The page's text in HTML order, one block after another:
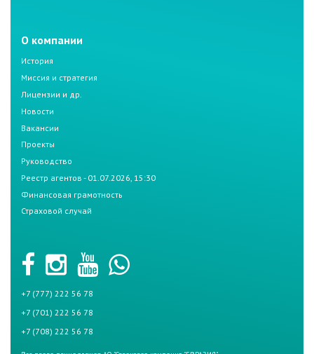
О компании
История
Миссия и стратегия
Лицензии и др.
Новости
Вакансии
Проекты
Руководство
Реестр агентов - 01.07.2026, 15:30
Финансовая грамотность
Страховой случай
+7 (777) 222 56 78
+7 (701) 222 56 78
+7 (708) 222 56 78